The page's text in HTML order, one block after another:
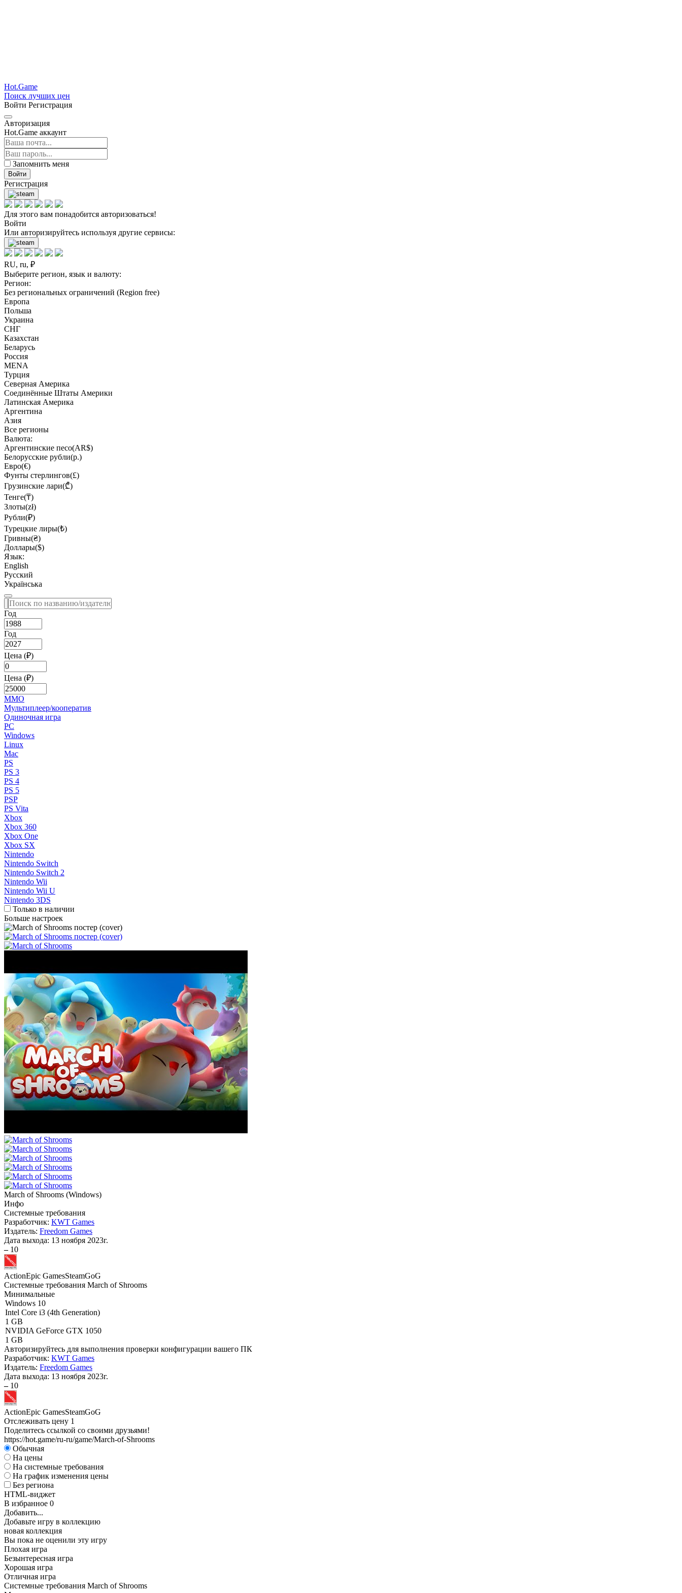
Hot.Game
Поиск лучших цен
Войти Регистрация
Авторизация
Hot.Game аккаунт
Запомнить меня
Войти
Регистрация
Для этого вам понадобится авторизоваться!
Войти
Или авторизируйтесь используя другие сервисы:
RU, ru, ₽
Выберите регион, язык и валюту:
Регион:
Без региональных ограничений (Region free)
Европа
Польша
Украина
СНГ
Казахстан
Беларусь
Россия
MENA
Турция
Северная Америка
Соединённые Штаты Америки
Латинская Америка
Аргентина
Азия
Все регионы
Валюта:
Аргентинские песо(AR$)
Белорусские рубли(р.)
Евро(€)
Фунты стерлингов(£)
Грузинские лари(₾)
Тенге(₸)
Злоты(zł)
Рубли(₽)
Турецкие лиры(₺)
Гривны(₴)
Доллары($)
Язык:
English
Русский
Українська
Год
Год
Цена (₽)
Цена (₽)
MMO
Мультиплеер/кооператив
Одиночная игра
PC
Windows
Linux
Mac
PS
PS 3
PS 4
PS 5
PSP
PS Vita
Xbox
Xbox 360
Xbox One
Xbox SX
Nintendo
Nintendo Switch
Nintendo Switch 2
Nintendo Wii
Nintendo Wii U
Nintendo 3DS
Только в наличии
Больше настроек
March of Shrooms (Windows)
Инфо
Системные требования
Разработчик: KWT Games
Издатель: Freedom Games
Дата выхода: 13 ноября 2023г.
– 10
ActionEpic GamesSteamGoG
Системные требования March of Shrooms
Минимальные
Windows 10
Intel Core i3 (4th Generation)
1 GB
NVIDIA GeForce GTX 1050
1 GB
Авторизируйтесь для выполнения проверки конфигурации вашего ПК
Разработчик: KWT Games
Издатель: Freedom Games
Дата выхода: 13 ноября 2023г.
– 10
ActionEpic GamesSteamGoG
Отслеживать цену 1
Поделитесь ссылкой со своими друзьями!
https://hot.game/ru-ru/game/March-of-Shrooms
Обычная
На цены
На системные требования
На график изменения цены
Без региона
HTML-виджет
В избранное 0
Добавить...
Добавьте игру в коллекцию
новая коллекция
Вы пока не оценили эту игру
Плохая игра
Безынтересная игра
Хорошая игра
Отличная игра
Системные требования March of Shrooms